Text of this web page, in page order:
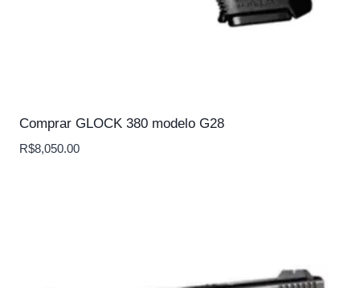
Comprar GLOCK 380 modelo G28
R$8,050.00